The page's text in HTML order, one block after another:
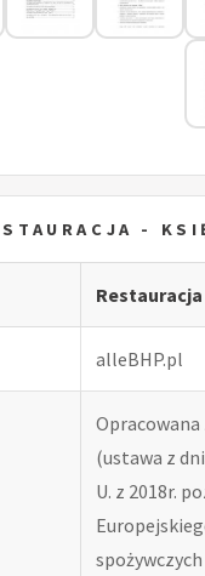
-
alleBHP.pl
(ustawa z
U. z 2018r.